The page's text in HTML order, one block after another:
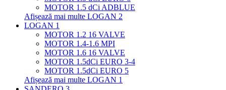
MOTOR 1.5 dCi ADBLUE
Afișează mai multe LOGAN 2
LOGAN 1
MOTOR 1.2 16 VALVE
MOTOR 1.4-1.6 MPI
MOTOR 1.6 16 VALVE
MOTOR 1.5dCi EURO 3-4
MOTOR 1.5dCi EURO 5
Afișează mai multe LOGAN 1